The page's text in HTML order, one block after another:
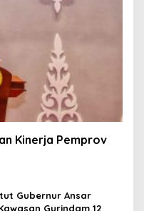
Kinerja Pemprov
Gubernur Ansar
Gurindam 12